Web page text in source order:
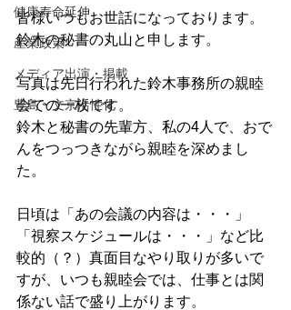
健康寿命延伸
産業政策
メディア出演・掲載
豊島・文京活性化
皆様いつもお世話になっております。
鈴木の秘書の丸山と申します。
写真は先日行われた鈴木事務所の親睦
会での一枚です。
鈴木と秘書の先輩方、私の4人で、おで
んをつっつきながら親睦を深めまし
た。
日頃は「あの会議の内容は・・・」
「視察スケジュールは・・・」など比
較的（？）真面目なやり取りが多いで
すが、いつも親睦会では、仕事とは関
係ない話で盛り上がります。